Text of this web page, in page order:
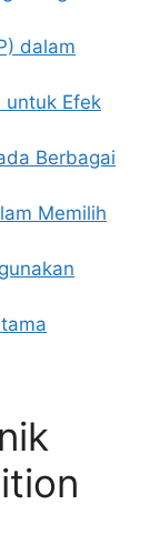
dalam
untuk Efek
Berbagai
Memilih